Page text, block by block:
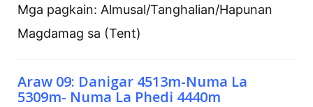
Mga pagkain: Almusal/Tanghalian/Hapunan
Magdamag sa (Tent)
Araw 09: Danigar 4513m-Numa La
5309m- Numa La Phedi 4440m